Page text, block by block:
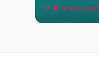
0 (0 Reviews)